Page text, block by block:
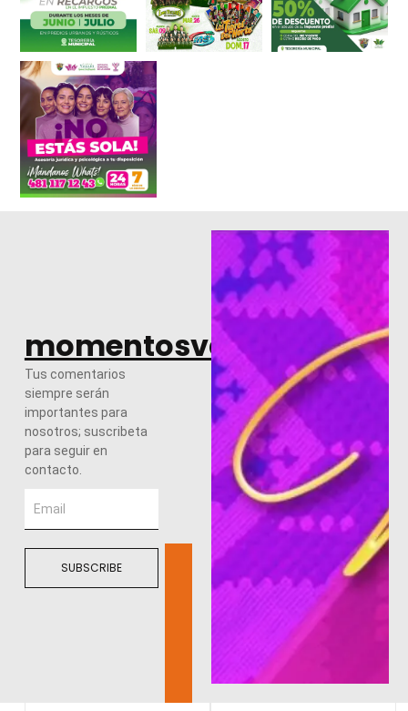
momentosvalles.com
Tus comentarios
siempre serán
importantes para
nosotros; suscribeta
para seguir en
contacto.
SUBSCRIBE